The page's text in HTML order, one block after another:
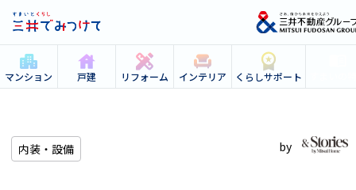
マンション 戸建 リフォーム インテリア くらしサポート
内装・設備